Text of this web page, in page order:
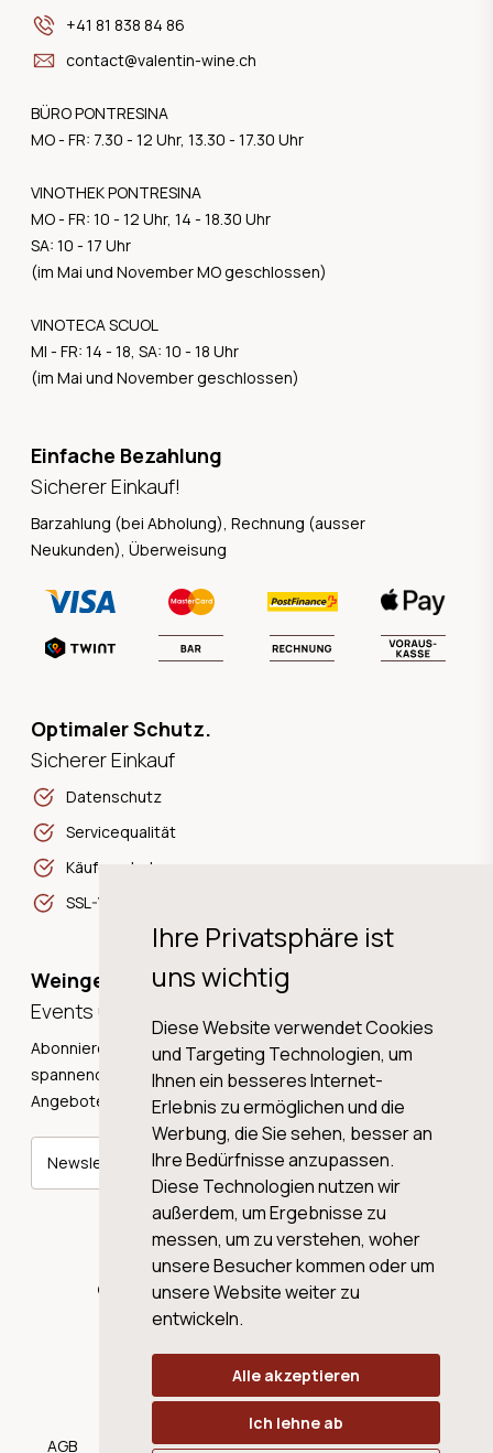
Ihre Privatsphäre ist
uns wichtig
Diese Website verwendet Cookies
und Targeting Technologien, um
Ihnen ein besseres Internet-
Erlebnis zu ermöglichen und die
Werbung, die Sie sehen, besser an
Ihre Bedürfnisse anzupassen.
Diese Technologien nutzen wir
außerdem, um Ergebnisse zu
messen, um zu verstehen, woher
unsere Besucher kommen oder um
unsere Website weiter zu
entwickeln.
Alle akzeptieren
Ich lehne ab
+41 81 838 84 86
contact@valentin-wine.ch
BÜRO PONTRESINA
MO - FR: 7.30 - 12 Uhr, 13.30 - 17.30 Uhr
VINOTHEK PONTRESINA
MO - FR: 10 - 12 Uhr, 14 - 18.30 Uhr
SA: 10 - 17 Uhr
(im Mai und November MO geschlossen)
VINOTECA SCUOL
MI - FR: 14 - 18, SA: 10 - 18 Uhr
(im Mai und November geschlossen)
Einfache Bezahlung
Sicherer Einkauf!
Barzahlung (bei Abholung), Rechnung (ausser
Neukunden), Überweisung
Optimaler Schutz.
Sicherer Einkauf
Datenschutz
Servicequalität
Käuferschutz
SSL-Verschlüsselung
Weingeschichten,
Events und Neuigkeiten!
Abonnieren Sie unseren Newsletter und erhalten Sie
spannende Weingeschichten, Neuigkeiten und tolle
Angebote direkt in Ihre Mailbox.
Newsletter abonnieren
© 2026 WINE AG VALENTIN & VON SALIS
AGB Datenschutz Impressum Cookies